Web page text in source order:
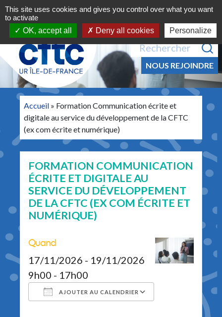
Aller au contenu
Navigation principale
MENU
Recherche pour :
NOUS REJOINDRE
Accueil » Formation Communication écrite et
digitale au service du développement de la CFTC
(ex com écrite et numérique)
FORMATION COMMUNICATION
ÉCRITE ET DIGITALE AU
SERVICE DU DÉVELOPPEMENT
DE LA CFTC (EX COM ÉCRITE ET
NUMÉRIQUE)
Quand
17/11/2026 - 19/11/2026
9h00 - 17h00
AJOUTER AU CALENDRIER
This site uses cookies and gives you control over what you want
to activate
OK, accept all
Deny all cookies Personalize